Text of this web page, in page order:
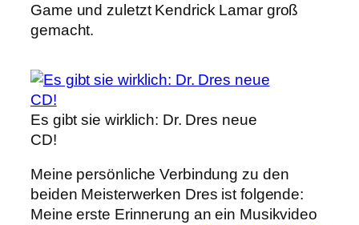
Game und zuletzt Kendrick Lamar groß
gemacht.
Es gibt sie wirklich: Dr. Dres neue
CD!
Meine persönliche Verbindung zu den
beiden Meisterwerken Dres ist folgende:
Meine erste Erinnerung an ein Musikvideo